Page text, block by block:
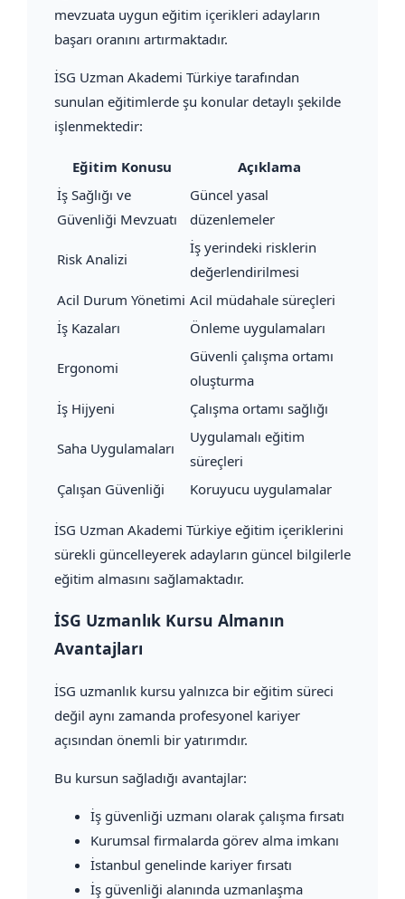
mevzuata uygun eğitim içerikleri adayların
başarı oranını artırmaktadır.
İSG Uzman Akademi Türkiye tarafından
sunulan eğitimlerde şu konular detaylı şekilde
işlenmektedir:
Eğitim Konusu
Açıklama
İş Sağlığı ve
Güvenliği Mevzuatı
Güncel yasal
düzenlemeler
Risk Analizi
İş yerindeki risklerin
değerlendirilmesi
Acil Durum Yönetimi Acil müdahale süreçleri
İş Kazaları
Önleme uygulamaları
Ergonomi
Güvenli çalışma ortamı
oluşturma
İş Hijyeni
Çalışma ortamı sağlığı
Saha Uygulamaları
Uygulamalı eğitim
süreçleri
Çalışan Güvenliği
Koruyucu uygulamalar
İSG Uzman Akademi Türkiye eğitim içeriklerini
sürekli güncelleyerek adayların güncel bilgilerle
eğitim almasını sağlamaktadır.
İSG Uzmanlık Kursu Almanın
Avantajları
İSG uzmanlık kursu yalnızca bir eğitim süreci
değil aynı zamanda profesyonel kariyer
açısından önemli bir yatırımdır.
Bu kursun sağladığı avantajlar:
İş güvenliği uzmanı olarak çalışma fırsatı
Kurumsal firmalarda görev alma imkanı
İstanbul genelinde kariyer fırsatı
İş güvenliği alanında uzmanlaşma